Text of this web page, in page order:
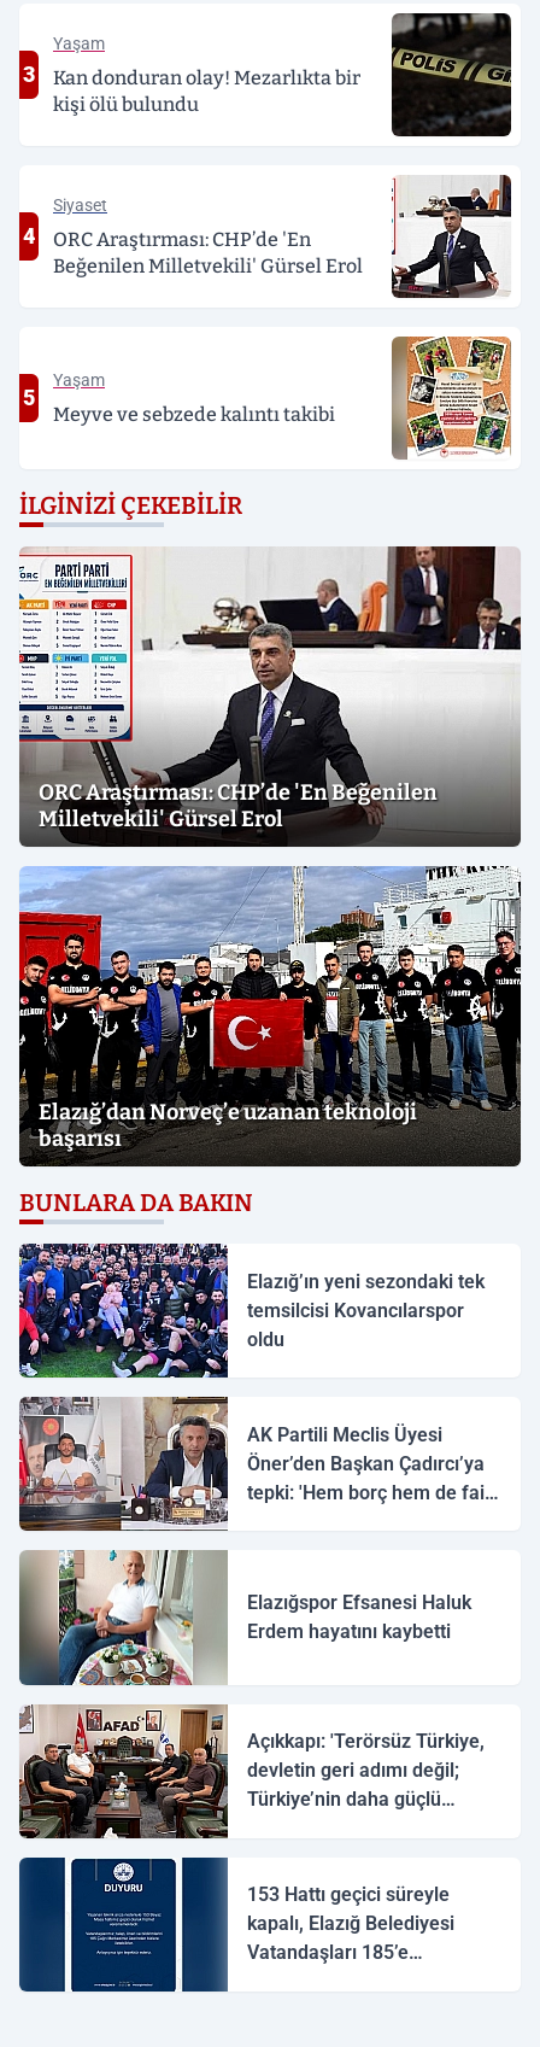
3
Yaşam
Kan donduran olay! Mezarlıkta bir
kişi ölü bulundu
4
Siyaset
ORC Araştırması: CHP’de 'En
Beğenilen Milletvekili' Gürsel Erol
5
Yaşam
Meyve ve sebzede kalıntı takibi
İLGINIZI ÇEKEBILIR
ORC Araştırması: CHP’de 'En Beğenilen
Milletvekili' Gürsel Erol
Elazığ’dan Norveç’e uzanan teknoloji
başarısı
BUNLARA DA BAKIN
Elazığ’ın yeni sezondaki tek
temsilcisi Kovancılarspor
oldu
AK Partili Meclis Üyesi
Öner’den Başkan Çadırcı’ya
tepki: 'Hem borç hem de faiz
Elazığspor Efsanesi Haluk
Erdem hayatını kaybetti
Açıkkapı: 'Terörsüz Türkiye,
devletin geri adımı değil;
Türkiye’nin daha güçlü
153 Hattı geçici süreyle
kapalı, Elazığ Belediyesi
Vatandaşları 185’e